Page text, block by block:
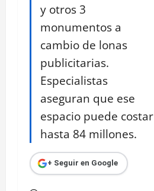
y otros 3
monumentos a
cambio de lonas
publicitarias.
Especialistas
aseguran que ese
espacio puede costar
hasta 84 millones.
+ Seguir en Google